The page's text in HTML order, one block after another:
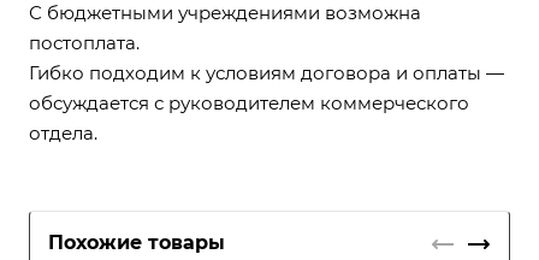
С бюджетными учреждениями возможна
постоплата.
Гибко подходим к условиям договора и оплаты —
обсуждается с руководителем коммерческого
отдела.
Похожие товары